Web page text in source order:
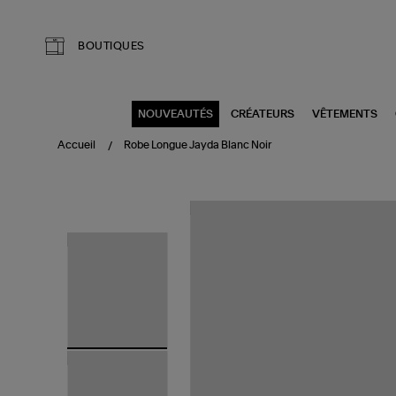
BOUTIQUES
NOUVEAUTÉS CRÉATEURS VÊTEMENTS
Accueil Robe Longue Jayda Blanc Noir